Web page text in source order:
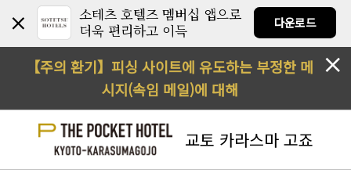
소테츠 호텔즈 멤버십 앱으로
더욱 편리하고 이득
다운로드
【주의 환기】피싱 사이트에 유도하는 부정한 메
시지(속임 메일)에 대해
교토 카라스마 고죠